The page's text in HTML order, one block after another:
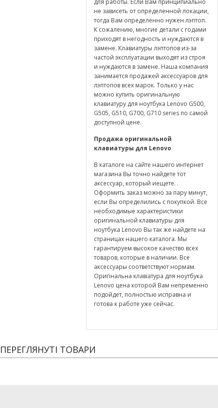
не зависеть от определенной локации,
тогда Вам определенно нужен лэптоп.
К сожалению, многие детали с годами
приходят в негодность и нуждаются в
замене. Клавиатуры лэптопов из-за
частой эксплуатации выходят из строя
и нуждаются в замене. Наша компания
занимается продажей аксессуаров для
лэптопов всех марок. Только у нас
можно купить оригинальную
клавиатуру для ноутбука Lenovo G500,
G505, G510, G700, G710 series по самой
доступной цене.
Продажа оригинальной
клавиатуры для Lenovo
В каталоге на сайте нашего интернет
магазина Вы точно найдете тот
аксессуар, который иещете. .
Оформить заказ можно за пару минут,
если Вы определились с покупкой. Все
необходимые характеристики
оригинальной клавиатуры для
ноутбука Lenovo Вы так же найдете на
страницах нашего каталога. Мы
гарантируем высокое качество всех
товаров, которые в наличии. Все
аксессуары соответствуют нормам.
Оригінальна клавіатура для ноутбука
Lenovo цена которой Вам непременно
подойдет, полностью исправна и
готова к работе уже сейчас.
ПЕРЕГЛЯНУТІ ТОВАРИ